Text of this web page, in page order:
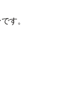
す。